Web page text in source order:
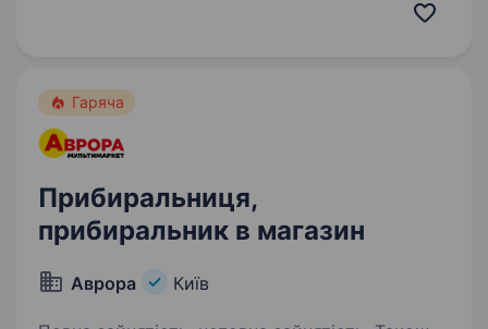
Гаряча
Прибиральниця,
прибиральник в магазин
Аврора Київ